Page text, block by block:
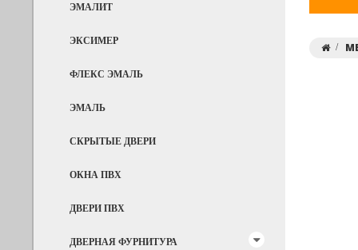
ЭМАЛИТ
ЭКСИМЕР
ФЛЕКС ЭМАЛЬ
ЭМАЛЬ
СКРЫТЫЕ ДВЕРИ
ОКНА ПВХ
ДВЕРИ ПВХ
ДВЕРНАЯ ФУРНИТУРА